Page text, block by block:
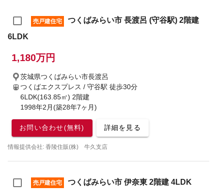
売戸建住宅
つくばみらい市 長渡呂 (守谷駅) 2階建
6LDK
1,180万円
茨城県つくばみらい市長渡呂
つくばエクスプレス / 守谷駅 徒歩30分
6LDK(163.85㎡) 2階建
1998年2月(築28年7ヶ月)
お問い合わせ(無料) 詳細を見る
情報提供会社: 香陵住販(株) 牛久支店
売戸建住宅 つくばみらい市 伊奈東 2階建 4LDK